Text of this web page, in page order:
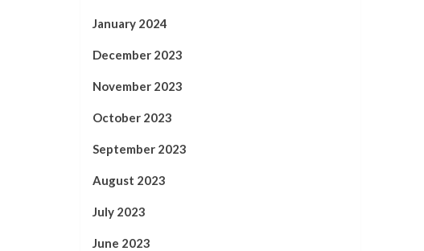
January 2024
December 2023
November 2023
October 2023
September 2023
August 2023
July 2023
June 2023